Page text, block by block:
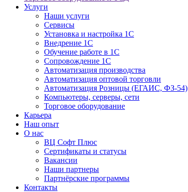
Услуги
Наши услуги
Сервисы
Установка и настройка 1С
Внедрение 1С
Обучение работе в 1С
Сопровождение 1С
Автоматизация производства
Автоматизация оптовой торговли
Автоматизация Розницы (ЕГАИС, ФЗ-54)
Компьютеры, серверы, сети
Торговое оборудование
Карьера
Наш опыт
О нас
ВЦ Софт Плюс
Сертификаты и статусы
Вакансии
Наши партнеры
Партнёрские программы
Контакты